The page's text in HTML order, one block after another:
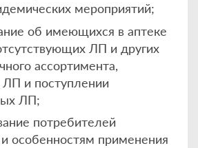
мероприятий;
об имеющихся в аптеке
ЛП и других
ассортимента,
ЛП и поступлении
ЛП;
потребителей
особенностям применения